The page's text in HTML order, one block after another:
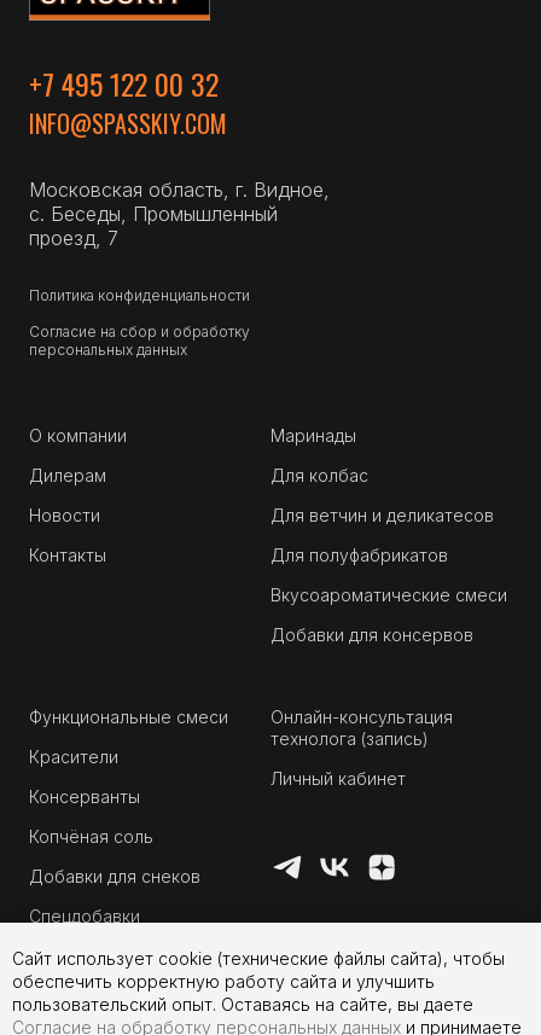
Сайт использует cookie (технические файлы сайта), чтобы
обеспечить корректную работу сайта и улучшить
пользовательский опыт. Оставаясь на сайте, вы даете
Согласие на обработку персональных данных и принимаете
+7 495 122 00 32
INFO@SPASSKIY.COM
Московская область, г. Видное,
с. Беседы, Промышленный
проезд, 7
Политика конфиденциальности
Согласие на сбор и обработку
персональных данных
О компании
Дилерам
Новости
Контакты
Маринады
Для колбас
Для ветчин и деликатесов
Для полуфабрикатов
Вкусоароматические смеси
Добавки для консервов
Функциональные смеси
Красители
Консерванты
Копчёная соль
Добавки для снеков
Спецдобавки
Онлайн-консультация
технолога (запись)
Личный кабинет